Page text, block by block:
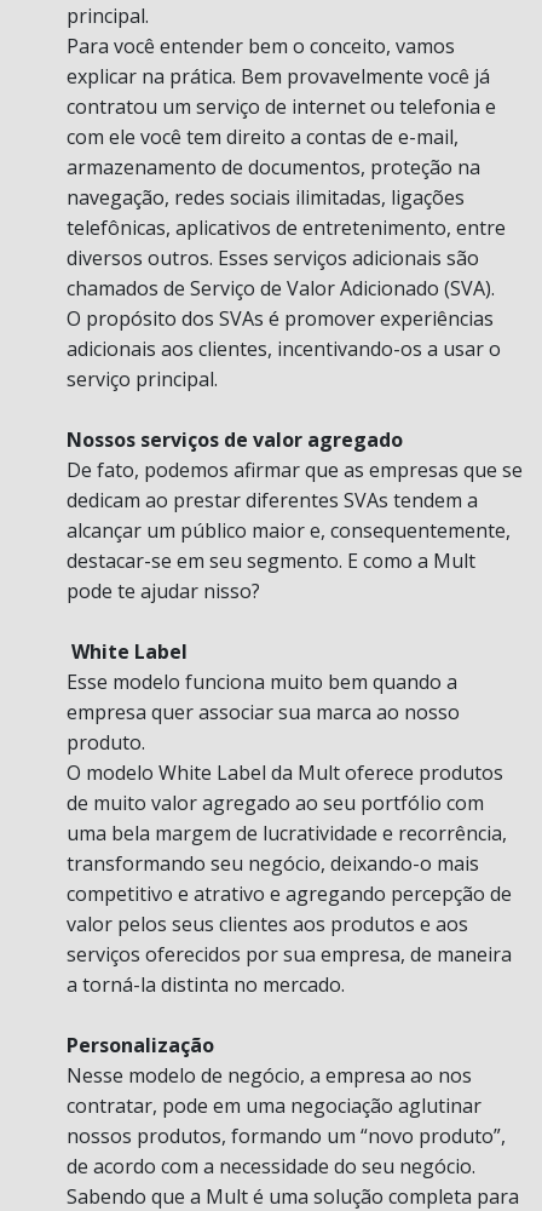
principal.
Para você entender bem o conceito, vamos
explicar na prática. Bem provavelmente você já
contratou um serviço de internet ou telefonia e
com ele você tem direito a contas de e-mail,
armazenamento de documentos, proteção na
navegação, redes sociais ilimitadas, ligações
telefônicas, aplicativos de entretenimento, entre
diversos outros. Esses serviços adicionais são
chamados de Serviço de Valor Adicionado (SVA).
O propósito dos SVAs é promover experiências
adicionais aos clientes, incentivando-os a usar o
serviço principal.
Nossos serviços de valor agregado
De fato, podemos afirmar que as empresas que se
dedicam ao prestar diferentes SVAs tendem a
alcançar um público maior e, consequentemente,
destacar-se em seu segmento. E como a Mult
pode te ajudar nisso?
White Label
Esse modelo funciona muito bem quando a
empresa quer associar sua marca ao nosso
produto.
O modelo White Label da Mult oferece produtos
de muito valor agregado ao seu portfólio com
uma bela margem de lucratividade e recorrência,
transformando seu negócio, deixando-o mais
competitivo e atrativo e agregando percepção de
valor pelos seus clientes aos produtos e aos
serviços oferecidos por sua empresa, de maneira
a torná-la distinta no mercado.
Personalização
Nesse modelo de negócio, a empresa ao nos
contratar, pode em uma negociação aglutinar
nossos produtos, formando um “novo produto”,
de acordo com a necessidade do seu negócio.
Sabendo que a Mult é uma solução completa para